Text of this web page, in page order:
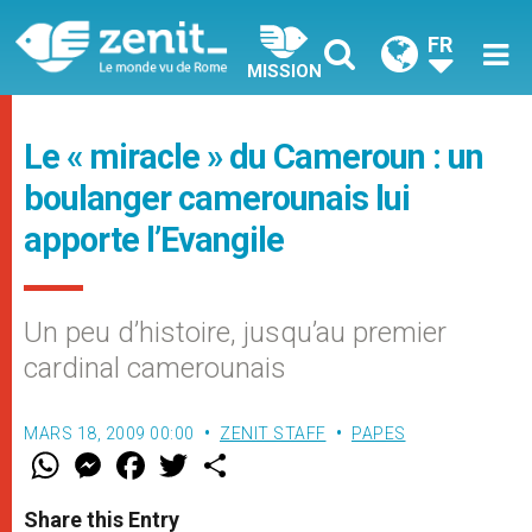
MISSION
FR
Le « miracle » du Cameroun : un
boulanger camerounais lui
apporte l’Evangile
Un peu d’histoire, jusqu’au premier
cardinal camerounais
MARS 18, 2009 00:00 ZENIT STAFF PAPES
W
t
M
e
s
F
a
e
w
Share this Entry